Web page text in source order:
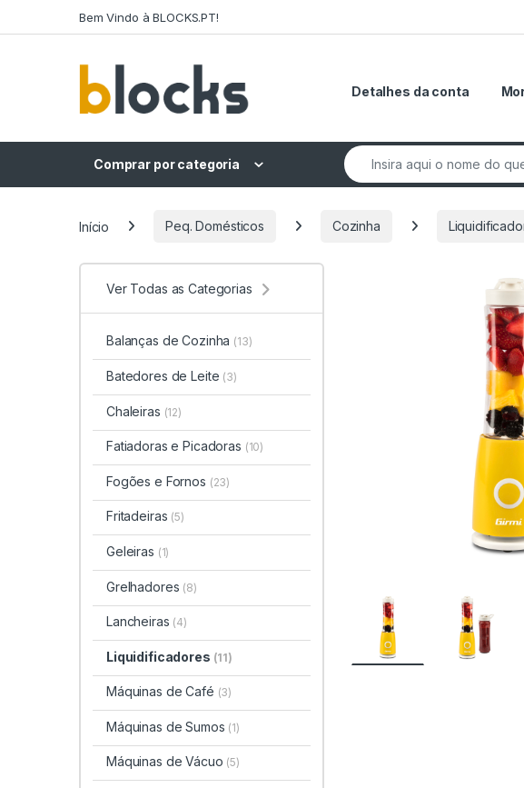
Bem Vindo à BLOCKS.PT!
Detalhes da conta
Comprar por categoria
Search for:
Início Peq. Domésticos Cozinha
Ver Todas as Categorias
Balanças de Cozinha (13)
Batedores de Leite (3)
Chaleiras (12)
Fatiadoras e Picadoras (10)
Fogões e Fornos (23)
Fritadeiras (5)
Geleiras (1)
Grelhadores (8)
Lancheiras (4)
Liquidificadores (11)
Máquinas de Café (3)
Máquinas de Sumos (1)
Máquinas de Vácuo (5)